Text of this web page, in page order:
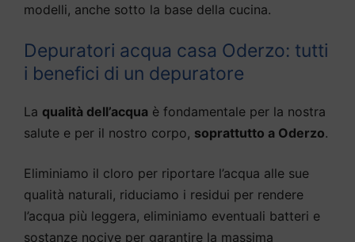
modelli, anche sotto la base della cucina.
Depuratori acqua casa Oderzo: tutti
i benefici di un depuratore
La qualità dell’acqua è fondamentale per la nostra
salute e per il nostro corpo, soprattutto a Oderzo.
Eliminiamo il cloro per riportare l’acqua alle sue
qualità naturali, riduciamo i residui per rendere
l’acqua più leggera, eliminiamo eventuali batteri e
sostanze nocive per garantire la massima